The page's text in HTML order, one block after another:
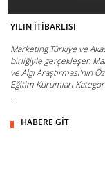
YILIN İTİBARLISI
Marketing Türkiye ve
birliğiyle gerçekleşen
ve Algı Araştırması’nın
Eğitim Kurumları
...
HABERE GİT